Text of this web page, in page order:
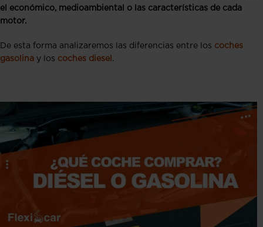
el económico, medioambiental o las características de cada
motor.
De esta forma analizaremos las diferencias entre los coches
gasolina y los coches diesel .